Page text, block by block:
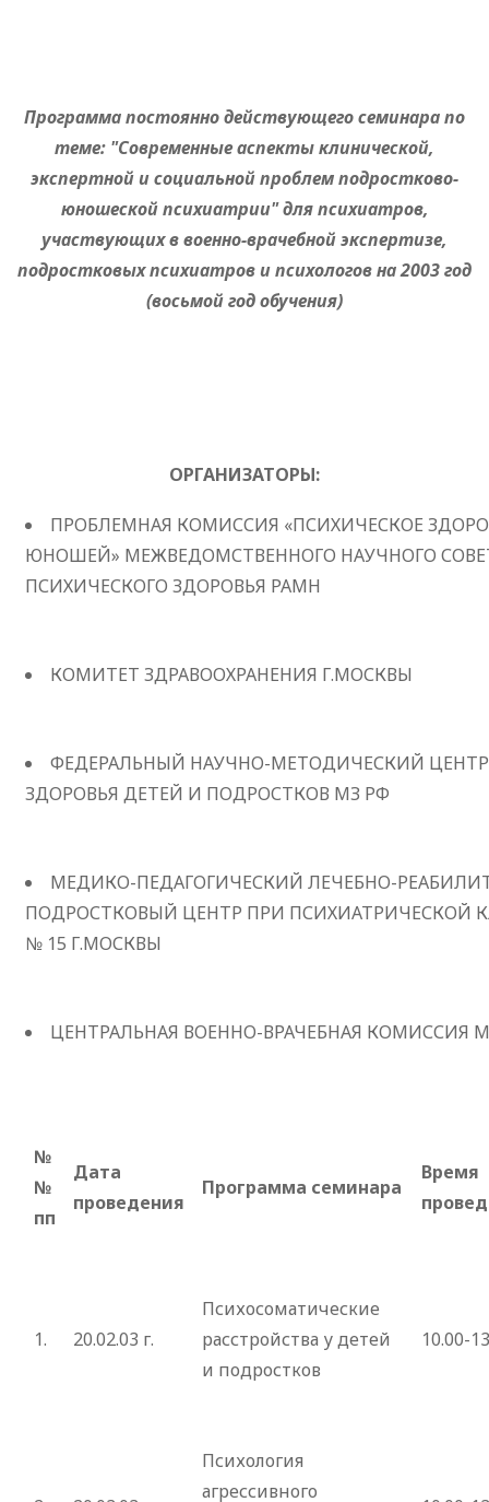
Программа постоянно действующего семинара по
теме: "Современные аспекты клинической,
экспертной и социальной проблем подростково-
юношеской психиатрии" для психиатров,
участвующих в военно-врачебной экспертизе,
подростковых психиатров и психологов на 2003 год
(восьмой год обучения)
ОРГАНИЗАТОРЫ:
ПРОБЛЕМНАЯ КОМИССИЯ «ПСИХИЧЕСКОЕ
ЮНОШЕЙ» МЕЖВЕДОМСТВЕННОГО НАУЧНОГО
ПСИХИЧЕСКОГО ЗДОРОВЬЯ РАМН
КОМИТЕТ ЗДРАВООХРАНЕНИЯ Г.МОСКВЫ
ФЕДЕРАЛЬНЫЙ НАУЧНО-МЕТОДИЧЕСКИЙ
ЗДОРОВЬЯ ДЕТЕЙ И ПОДРОСТКОВ МЗ РФ
МЕДИКО-ПЕДАГОГИЧЕСКИЙ ЛЕЧЕБНО-
ПОДРОСТКОВЫЙ ЦЕНТР ПРИ ПСИХИАТРИЧЕСКОЙ
№ 15 Г.МОСКВЫ
ЦЕНТРАЛЬНАЯ ВОЕННО-ВРАЧЕБНАЯ КОМИССИЯ
№
№
пп
Дата
проведения
Программа семинара
Время
1. 20.02.03 г.
Психосоматические
расстройства у детей
и подростков
10.00-
Психология
агрессивного